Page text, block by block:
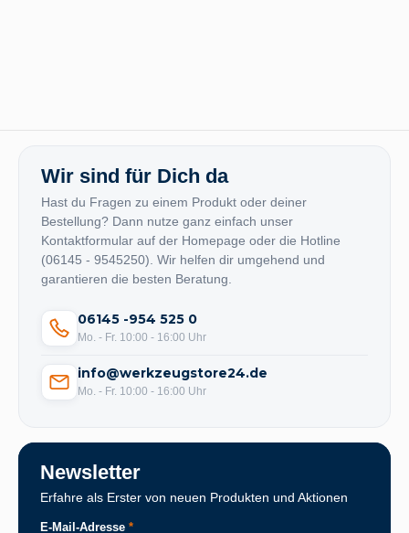
Wir sind für Dich da
Hast du Fragen zu einem Produkt oder deiner
Bestellung? Dann nutze ganz einfach unser
Kontaktformular auf der Homepage oder die Hotline
(06145 - 9545250). Wir helfen dir umgehend und
garantieren die besten Beratung.
06145 -954 525 0
Mo. - Fr. 10:00 - 16:00 Uhr
info@werkzeugstore24.de
Mo. - Fr. 10:00 - 16:00 Uhr
Newsletter
Erfahre als Erster von neuen Produkten und Aktionen
E-Mail-Adresse *